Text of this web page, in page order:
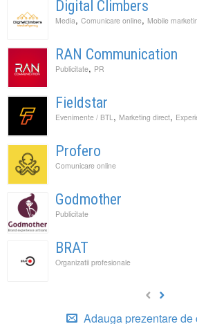
Digital Climbers
Media, Comunicare online, Mobile
RAN Communication
Publicitate, PR
Fieldstar
Evenimente / BTL , Marketing direct,
Profero
Comunicare online
Godmother
Publicitate
BRAT
Organizatii profesionale
Adauga prezentare de